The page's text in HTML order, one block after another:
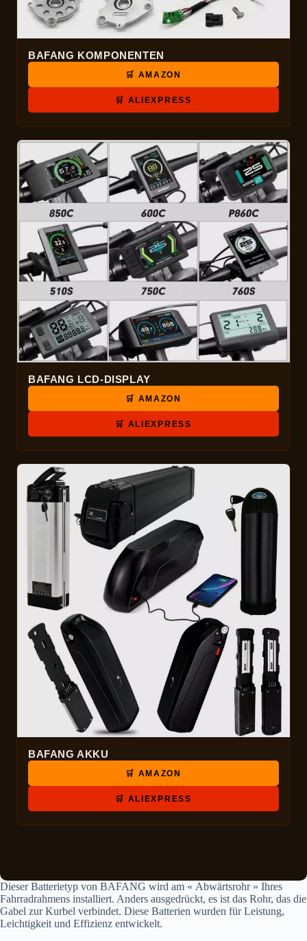
BAFANG KOMPONENTEN
🛒 AMAZON
🛒 ALIEXPRESS
BAFANG LCD-DISPLAY
🛒 AMAZON
🛒 ALIEXPRESS
BAFANG AKKU
🛒 AMAZON
🛒 ALIEXPRESS
Dieser Batterietyp von BAFANG wird am « Abwärtsrohr » Ihres
Fahrradrahmens installiert. Anders ausgedrückt, es ist das Rohr, das die
Gabel zur Kurbel verbindet. Diese Batterien wurden für Leistung,
Leichtigkeit und Effizienz entwickelt.